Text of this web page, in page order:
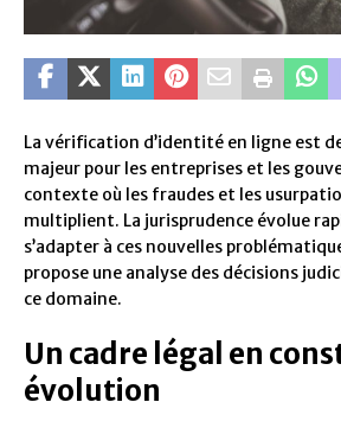
La vérification d’identité en ligne est
majeur pour les entreprises et les
contexte où les fraudes et les
multiplient. La jurisprudence évolue
s’adapter à ces nouvelles
propose une analyse des décisions
ce domaine.
Un cadre légal en
évolution